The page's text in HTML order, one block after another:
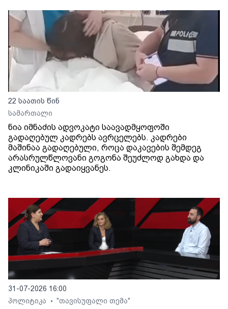
22 საათის წინ
სამართალი
ნია იმნაძის ადვოკატი საავადმყოფოში
გადაღებულ კადრებს ავრცელებს. კადრები
მაშინაა გადაღებული, როცა დაკავების შემდეგ
არასრულწლოვანი გოგონა შეუძლოდ გახდა და
კლინიკაში გადაიყვანეს.
31-07-2026 16:00
პოლიტიკა
• "თავისუფალი თემა"